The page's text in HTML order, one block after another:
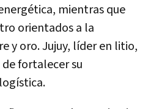
mientras que
orientados a la
y oro. Jujuy, líder en litio,
fortalecer su